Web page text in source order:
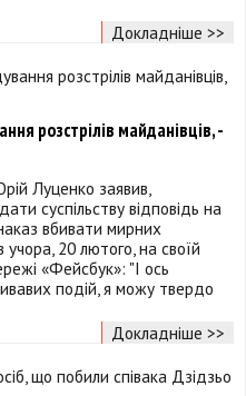
Докладніше >>
розстрілів майданівців, -
Луценко заявив,
суспільству відповідь на
вбивати мирних
учора, 20 лютого, на своїй
«Фейсбук»: "І ось
подій, я можу твердо
Докладніше >>